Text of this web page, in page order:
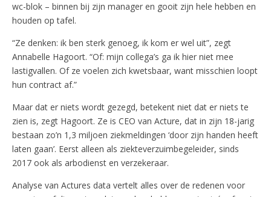
wc-blok – binnen bij zijn manager en gooit zijn hele hebben en
houden op tafel.
“Ze denken: ik ben sterk genoeg, ik kom er wel uit”, zegt
Annabelle Hagoort. “Of: mijn collega’s ga ik hier niet mee
lastigvallen. Of ze voelen zich kwetsbaar, want misschien loopt
hun contract af.”
Maar dat er niets wordt gezegd, betekent niet dat er niets te
zien is, zegt Hagoort. Ze is CEO van Acture, dat in zijn 18-jarig
bestaan zo’n 1,3 miljoen ziekmeldingen ‘door zijn handen heeft
laten gaan’. Eerst alleen als ziekteverzuimbegeleider, sinds
2017 ook als arbodienst en verzekeraar.
Analyse van Actures data vertelt alles over de redenen voor